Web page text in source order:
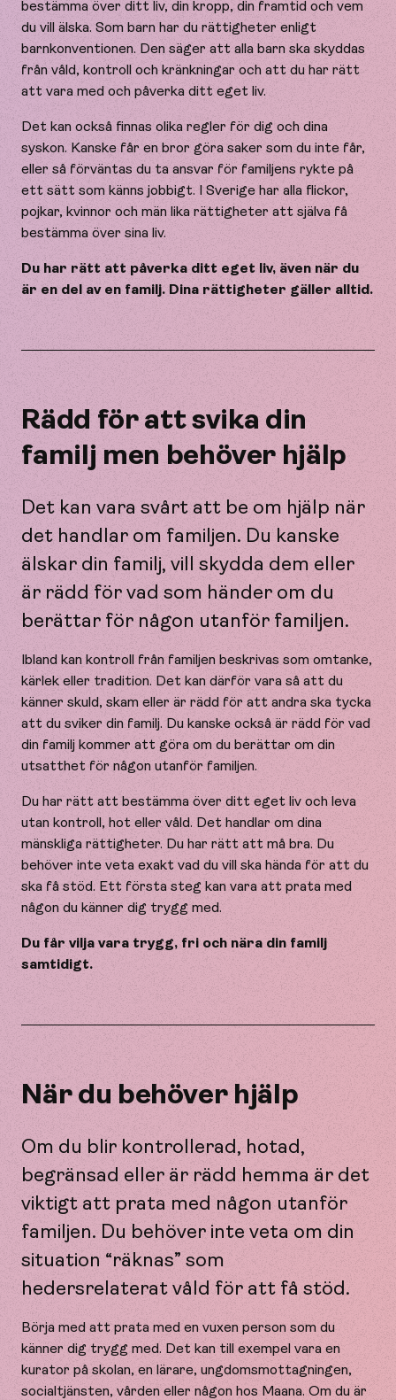
bestämma över ditt liv, din kropp, din framtid och vem
du vill älska. Som barn har du rättigheter enligt
barnkonventionen. Den säger att alla barn ska skyddas
från våld, kontroll och kränkningar och att du har rätt
att vara med och påverka ditt eget liv.
Det kan också finnas olika regler för dig och dina
syskon. Kanske får en bror göra saker som du inte får,
eller så förväntas du ta ansvar för familjens rykte på
ett sätt som känns jobbigt. I Sverige har alla flickor,
pojkar, kvinnor och män lika rättigheter att själva få
bestämma över sina liv.
Du har rätt att påverka ditt eget liv, även när du
är en del av en familj. Dina rättigheter gäller alltid.
Rädd för att svika din
familj men behöver hjälp
Det kan vara svårt att be om hjälp när
det handlar om familjen. Du kanske
älskar din familj, vill skydda dem eller
är rädd för vad som händer om du
berättar för någon utanför familjen.
Ibland kan kontroll från familjen beskrivas som omtanke,
kärlek eller tradition. Det kan därför vara så att du
känner skuld, skam eller är rädd för att andra ska tycka
att du sviker din familj. Du kanske också är rädd för vad
din familj kommer att göra om du berättar om din
utsatthet för någon utanför familjen.
Du har rätt att bestämma över ditt eget liv och leva
utan kontroll, hot eller våld. Det handlar om dina
mänskliga rättigheter. Du har rätt att må bra. Du
behöver inte veta exakt vad du vill ska hända för att du
ska få stöd. Ett första steg kan vara att prata med
någon du känner dig trygg med.
Du får vilja vara trygg, fri och nära din familj
samtidigt.
När du behöver hjälp
Om du blir kontrollerad, hotad,
begränsad eller är rädd hemma är det
viktigt att prata med någon utanför
familjen. Du behöver inte veta om din
situation “räknas” som
hedersrelaterat våld för att få stöd.
Börja med att prata med en vuxen person som du
känner dig trygg med. Det kan till exempel vara en
kurator på skolan, en lärare, ungdomsmottagningen,
socialtjänsten, vården eller någon hos Maana. Om du är